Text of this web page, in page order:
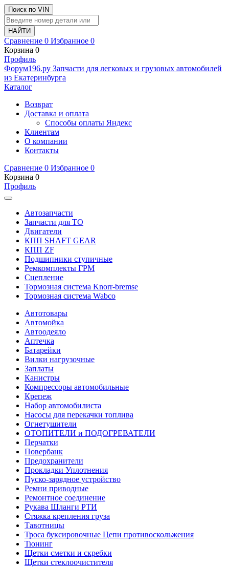
Поиск по VIN
Сравнение 0 Избранное 0
Корзина 0
Профиль
Фoрум196.ру Запчасти для легковых и грузовых автомобилей
из Екатеринбурга
Каталог
Возврат
Доставка и оплата
Способы оплаты Яндекс
Клиентам
О компании
Контакты
Сравнение 0 Избранное 0
Корзина 0
Профиль
Автозапчасти
Запчасти для ТО
Двигатели
КПП SHAFT GEAR
КПП ZF
Подшипники ступичные
Ремкомплекты ГРМ
Сцепление
Тормозная система Knorr-bremse
Тормозная система Wabco
Автотовары
Автомойка
Автоодеяло
Аптечка
Батарейки
Вилки нагрузочные
Заплаты
Канистры
Компрессоры автомобильные
Крепеж
Набор автомобилиста
Насосы для перекачки топлива
Огнетушители
ОТОПИТЕЛИ и ПОДОГРЕВАТЕЛИ
Перчатки
Повербанк
Предохранители
Прокладки Уплотнения
Пуско-зарядное устройство
Ремни приводные
Ремонтное соединение
Рукава Шланги РТИ
Стяжка крепления груза
Тавотницы
Троса буксировочные Цепи противоскольжения
Тюнинг
Щетки сметки и скребки
Щетки стеклоочистителя